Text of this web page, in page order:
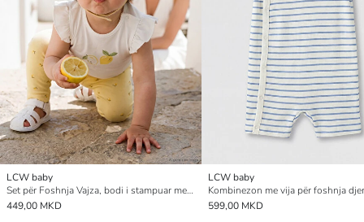
LCW baby
Set për Foshnja Vajza, bodi i stampuar me mbyllje me kopsa dhe legins
449,00 MKD
LCW baby
Kombinezon me vija për foshnja
599,00 MKD